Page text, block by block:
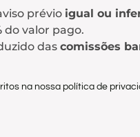
prévio igual ou
do valor pago.
das comissões
na nossa política de